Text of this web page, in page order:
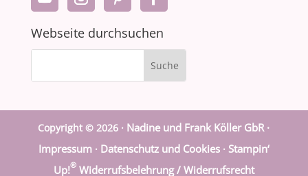
Webseite durchsuchen
Copyright © 2026 · Nadine und Frank Köller GbR ·
Impressum· Datenschutz und Cookies· Stampin‘
Up!®Widerrufsbelehrung / Widerrufsrecht